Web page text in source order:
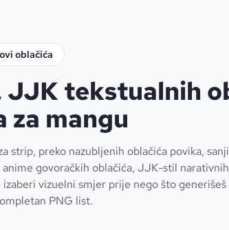
oblačića
tekstualnih
za mangu
strip, preko nazubljenih oblačića povika,
govoračkih oblačića, JJK-stil narativnih
vizuelni smjer prije nego što generišeš
PNG list.